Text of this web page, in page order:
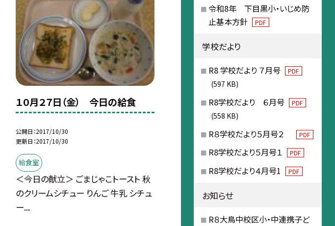
１０月２７日（金） 今日の給食
公開日 2017/10/30
更新日 2017/10/30
給食室
＜今日の献立＞ ごまじゃこトースト 秋
のクリームシチュー りんご 牛乳 シチュ
ー...
令和8年 下目黒小・いじめ防
止基本方針
PDF
学校だより
R8 学校だより ７月号 PDF
(597 KB)
R8学校だより ６月号 PDF
(558 KB)
R８学校だより５月号２ PDF
R8学校だより５月号１ PDF
R8学校だより４月号1 PDF
お知らせ
R８大鳥中校区小・中連携子ど